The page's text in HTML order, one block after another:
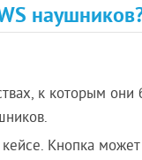
к которым
Кнопка